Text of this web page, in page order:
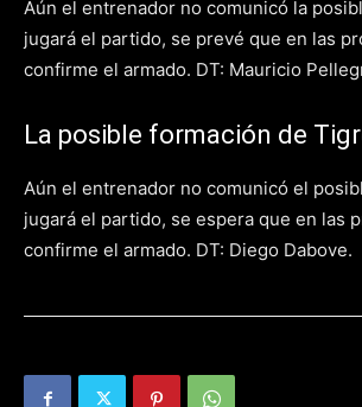
Aún el entrenador no comunicó la
jugará el partido, se prevé que en las
confirme el armado. DT: Mauricio
La posible formación de
Aún el entrenador no comunicó el
jugará el partido, se espera que en las
confirme el armado. DT: Diego Dabove.